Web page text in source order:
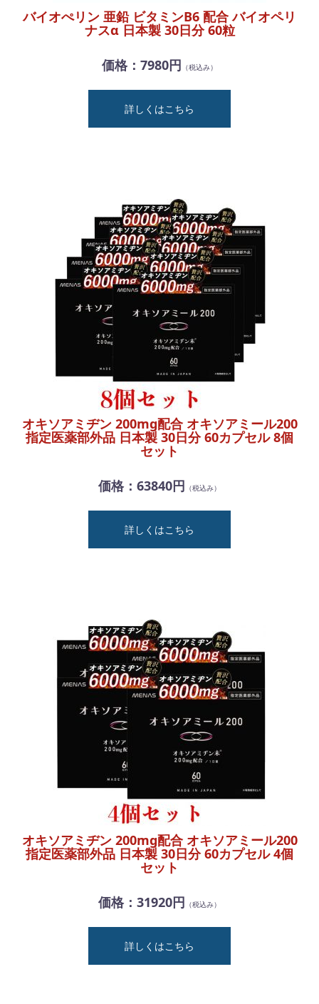
バイオぺリン 亜鉛 ビタミンB6 配合 バイオペリ
ナスα 日本製 30日分 60粒
価格：7980円 （税込み）
詳しくはこちら
オキソアミヂン 200mg配合 オキソアミール200
指定医薬部外品 日本製 30日分 60カプセル 8個
セット
価格：63840円 （税込み）
詳しくはこちら
オキソアミヂン 200mg配合 オキソアミール200
指定医薬部外品 日本製 30日分 60カプセル 4個
セット
価格：31920円 （税込み）
詳しくはこちら